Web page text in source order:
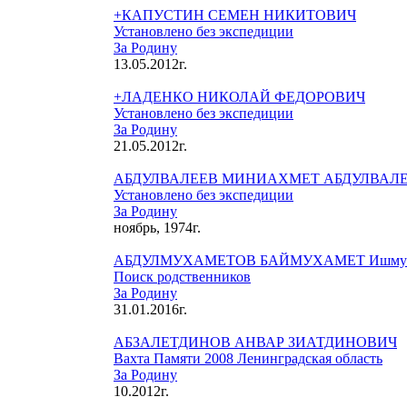
+КАПУСТИН СЕМЕН НИКИТОВИЧ
Установлено без экспедиции
За Родину
13.05.2012г.
+ЛАДЕНКО НИКОЛАЙ ФЕДОРОВИЧ
Установлено без экспедиции
За Родину
21.05.2012г.
АБДУЛВАЛЕЕВ МИНИАХМЕТ
Установлено без экспедиции
За Родину
ноябрь, 1974г.
АБДУЛМУХАМЕТОВ БАЙМУХАМЕТ
Поиск родственников
За Родину
31.01.2016г.
АБЗАЛЕТДИНОВ АНВАР ЗИАТДИНОВИЧ
Вахта Памяти 2008 Ленинградская область
За Родину
10.2012г.